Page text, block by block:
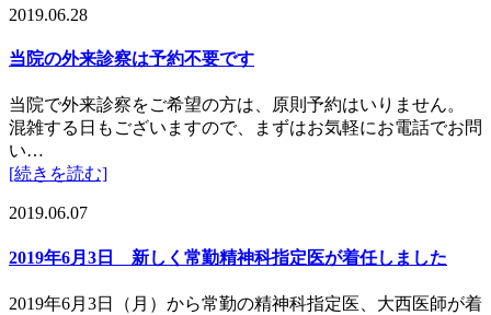
2019.06.28
当院の外来診察は予約不要です
当院で外来診察をご希望の方は、原則予約はいりません。
混雑する日もございますので、まずはお気軽にお電話でお問
い…
[続きを読む]
2019.06.07
2019年6月3日 新しく常勤精神科指定医が着任しました
2019年6月3日（月）から常勤の精神科指定医、大西医師が着